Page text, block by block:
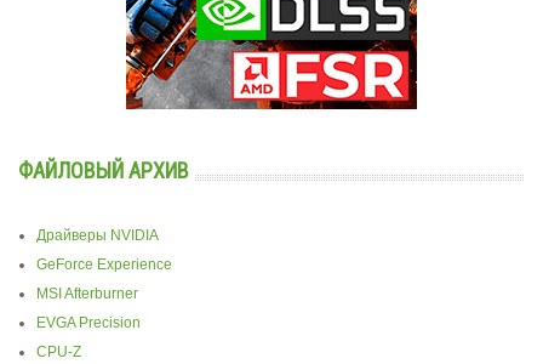
ФАЙЛОВЫЙ АРХИВ
Драйверы NVIDIA
GeForce Experience
MSI Afterburner
EVGA Precision
CPU-Z